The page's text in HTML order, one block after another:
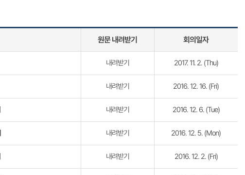
원문 내려받기 회의일자
내려받기 2017. 11. 2. (Thu)
내려받기 2016. 12. 16. (Fri)
내려받기 2016. 12. 6. (Tue)
내려받기 2016. 12. 5. (Mon)
내려받기 2016. 12. 2. (Fri)